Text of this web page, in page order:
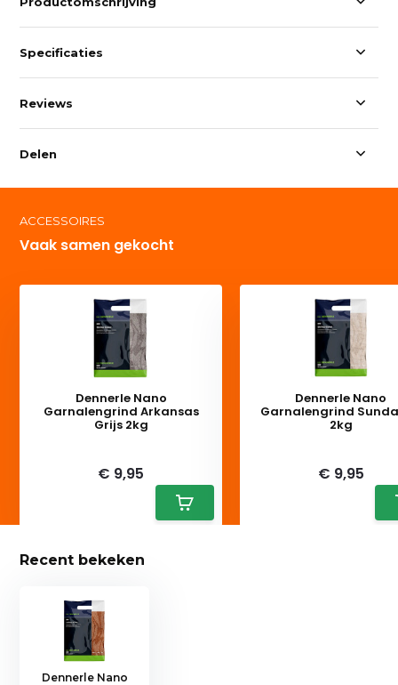
Specificaties
Reviews
Delen
ACCESSOIRES
Vaak samen gekocht
Dennerle Nano
Garnalengrind Arkansas
Grijs 2kg
€ 9,95
Dennerle Nano
Garnalengrind
2kg
€ 9,95
Recent bekeken
Dennerle Nano